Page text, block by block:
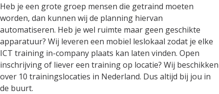
Heb je een grote groep mensen die getraind moeten
worden, dan kunnen wij de planning hiervan
automatiseren. Heb je wel ruimte maar geen geschikte
apparatuur? Wij leveren een mobiel leslokaal zodat je elke
ICT training in-company plaats kan laten vinden. Open
inschrijving of liever een training op locatie? Wij beschikken
over 10 trainingslocaties in Nederland. Dus altijd bij jou in
de buurt.